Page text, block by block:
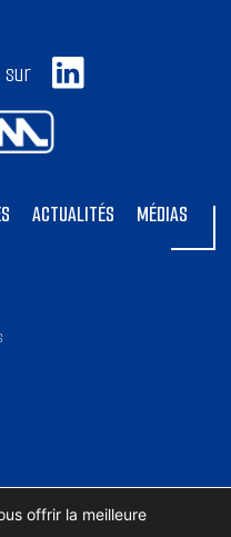
sur
ACTUALITÉS MÉDIAS
offrir la meilleure